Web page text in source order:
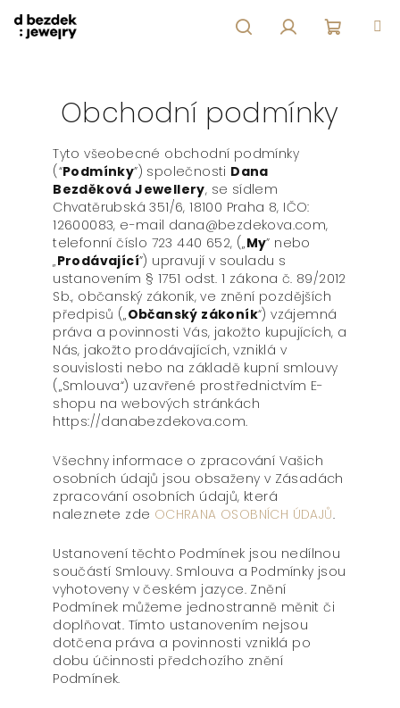
na
obsah
košík
Obchodní podmínky
Tyto všeobecné obchodní podmínky
(“Podmínky”) společnosti Dana
Bezděková Jewellery, se sídlem
Chvatěrubská 351/6, 18100 Praha 8, IČO:
12600083, e-mail dana@bezdekova.com,
telefonní číslo 723 440 652, („My” nebo
„Prodávající”) upravují v souladu s
ustanovením § 1751 odst. 1 zákona č. 89/2012
Sb., občanský zákoník, ve znění pozdějších
předpisů („Občanský zákoník“) vzájemná
práva a povinnosti Vás, jakožto kupujících, a
Nás, jakožto prodávajících, vzniklá v
souvislosti nebo na základě kupní smlouvy
(„Smlouva“) uzavřené prostřednictvím E-
shopu na webových stránkách
https://danabezdekova.com.
Všechny informace o zpracování Vašich
osobních údajů jsou obsaženy v Zásadách
zpracování osobních údajů, která
naleznete zde OCHRANA OSOBNÍCH ÚDAJŮ.
Ustanovení těchto Podmínek jsou nedílnou
součástí Smlouvy. Smlouva a Podmínky jsou
vyhotoveny v českém jazyce. Znění
Podmínek můžeme jednostranně měnit či
doplňovat. Tímto ustanovením nejsou
dotčena práva a povinnosti vzniklá po
dobu účinnosti předchozího znění
Podmínek.